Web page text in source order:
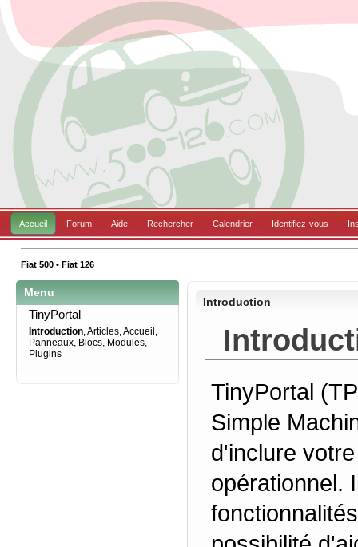
Accueil Forum Aide Rechercher Calendrier Identifiez-vous
Fiat 500 • Fiat 126
Menu
TinyPortal
Introduction,Articles,Accueil ,
Panneaux, Blocs, Modules,
Plugins
Introduction
TinyPortal
Simple
d'inclure
opérationnel.